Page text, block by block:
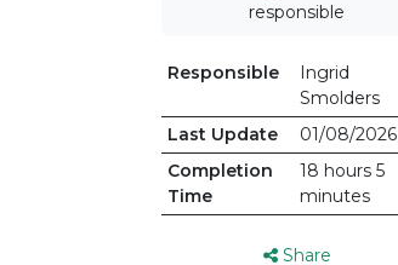
responsible
Responsible
Ingrid
Smolders
Last Update
01/08/2026
Completion
Time
18 hours 5
minutes
Share